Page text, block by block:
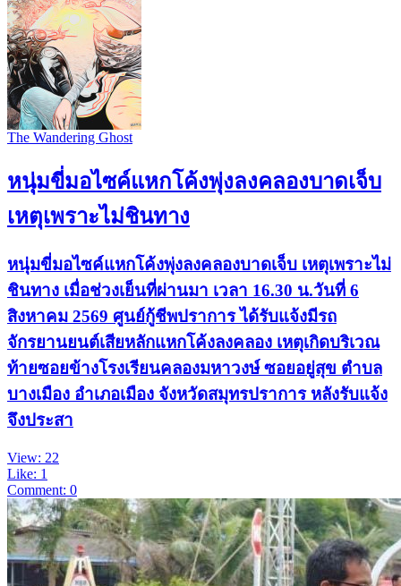
The Wandering Ghost
หนุ่มขี่มอไซค์แหกโค้งพุ่งลงคลองบาดเจ็บ
เหตุเพราะไม่ชินทาง
หนุ่มขี่มอไซค์แหกโค้งพุ่งลงคลองบาดเจ็บ เหตุเพราะไม่
ชินทาง เมื่อช่วงเย็นที่ผ่านมา เวลา 16.30 น.วันที่ 6
สิงหาคม 2569 ศูนย์กู้ชีพปราการ ได้รับแจ้งมีรถ
จักรยานยนต์เสียหลักแหกโค้งลงคลอง เหตุเกิดบริเวณ
ท้ายซอยข้างโรงเรียนคลองมหาวงษ์ ซอยอยู่สุข ตำบล
บางเมือง อำเภอเมือง จังหวัดสมุทรปราการ หลังรับแจ้ง
จึงประสา
View: 22
Like: 1
Comment: 0